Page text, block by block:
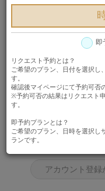
日程を選び、はじめての方は
ンを、アカウント登録済みの
こちら」ボタンを押してくだ
 2026年10月01日
即
リクエスト予約とは？
ご希望のプラン、日付を選択し
す。
確認後マイページにて予約可否
※予約可否の結果はリクエスト
す。
即予約プランとは？
ご希望のプラン、日時を選択し
ランです。